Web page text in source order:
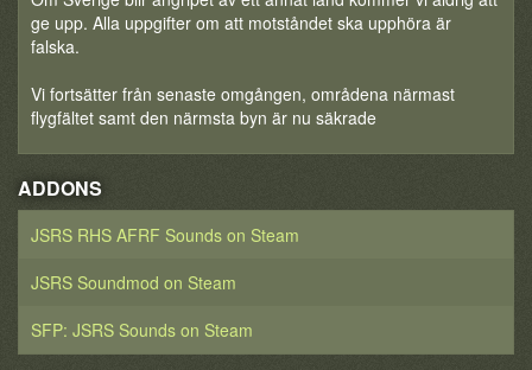
ge upp. Alla uppgifter om att motståndet ska upphöra är
falska.
Vi fortsätter från senaste omgången, områdena närmast
flygfältet samt den närmsta byn är nu säkrade
ADDONS
JSRS RHS AFRF Sounds on Steam
JSRS Soundmod on Steam
SFP: JSRS Sounds on Steam